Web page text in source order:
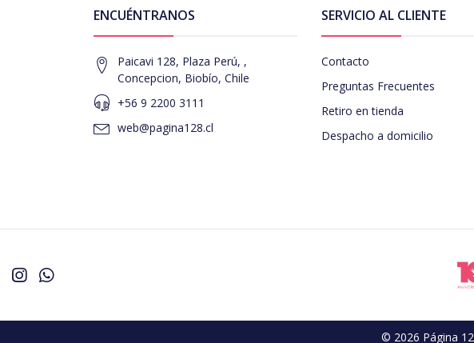
ENCUÉNTRANOS
Paicavi 128, Plaza Perú, ,
Concepcion, Biobío, Chile
+56 9 2200 3111
web@pagina128.cl
SERVICIO AL CLIENTE
Contacto
Preguntas Frecuentes
Retiro en tienda
Despacho a domicilio
© 2026 Página